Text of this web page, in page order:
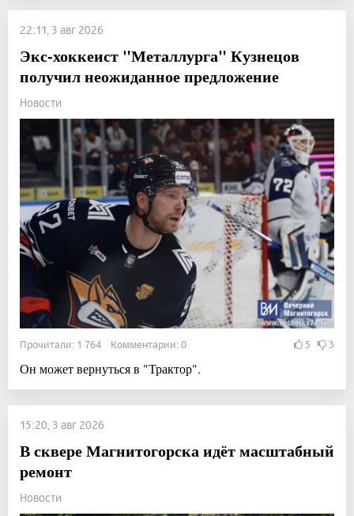
22:11, 3 авг 2026
Экс-хоккеист "Металлурга" Кузнецов
получил неожиданное предложение
Новости
Прочитали: 1 764 Комментарии: 0 5 3
Он может вернуться в "Трактор".
15:20, 3 авг 2026
В сквере Магнитогорска идёт масштабный
ремонт
Новости